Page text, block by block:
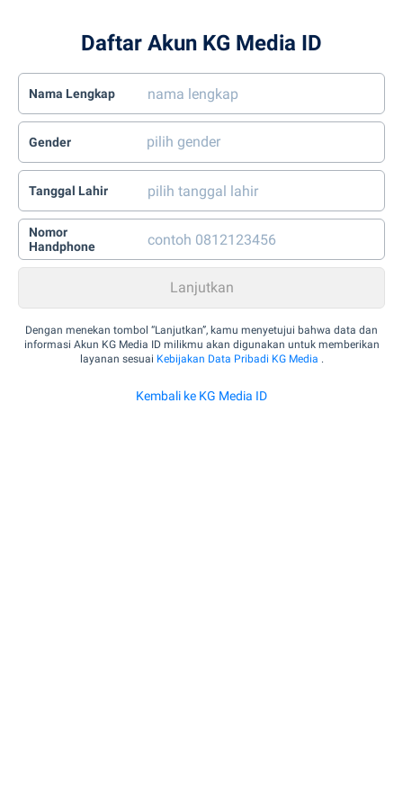
Daftar Akun KG Media ID
Nama Lengkap
Gender
Tanggal Lahir
Nomor
Handphone
Dengan menekan tombol “Lanjutkan”, kamu menyetujui bahwa data dan
informasi Akun KG Media ID milikmu akan digunakan untuk memberikan
layanan sesuai Kebijakan Data Pribadi KG Media .
Kembali ke KG Media ID